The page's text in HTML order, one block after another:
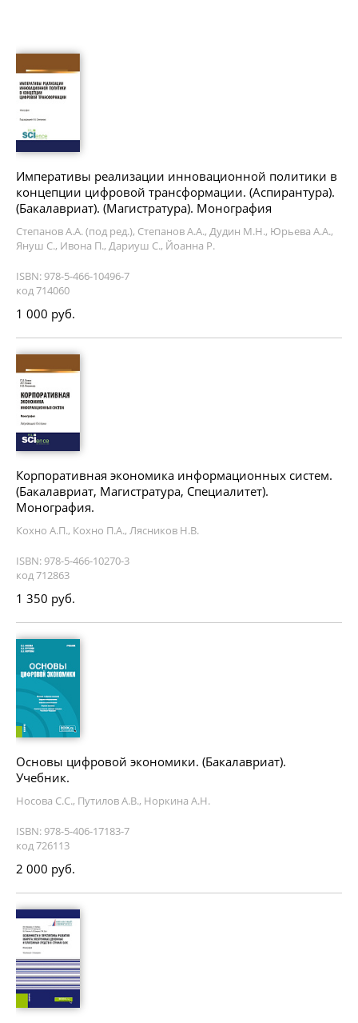
Императивы реализации инновационной политики в
концепции цифровой трансформации. (Аспирантура).
(Бакалавриат). (Магистратура). Монография
Степанов А.А. (под ред.), Степанов А.А., Дудин М.Н., Юрьева А.А.,
Януш С., Ивона П., Дариуш С., Йоанна Р.
ISBN: 978-5-466-10496-7
код 714060
1 000 руб.
Корпоративная экономика информационных систем.
(Бакалавриат, Магистратура, Специалитет).
Монография.
Кохно А.П., Кохно П.А., Лясников Н.В.
ISBN: 978-5-466-10270-3
код 712863
1 350 руб.
Основы цифровой экономики. (Бакалавриат).
Учебник.
Носова С.С., Путилов А.В., Норкина А.Н.
ISBN: 978-5-406-17183-7
код 726113
2 000 руб.